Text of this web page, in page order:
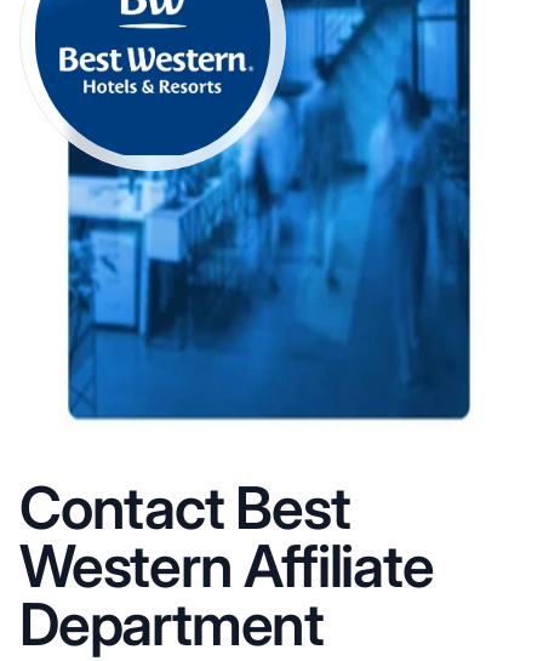
Contact Best
Western Affiliate
Department